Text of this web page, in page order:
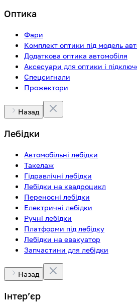
Оптика
Фари
Комплект оптики під модель
Додаткова оптика автомобіля
Аксесуари для оптики і
Спецсигнали
Прожектори
Назад
Лебідки
Автомобільні лебідки
Такелаж
Гідравлічні лебідки
Лебідки на квадроцикл
Переносні лебідки
Електричні лебідки
Ручні лебідки
Платформи під лебідку
Лебідки на евакуатор
Запчастини для лебідки
Назад
Інтерʼєр